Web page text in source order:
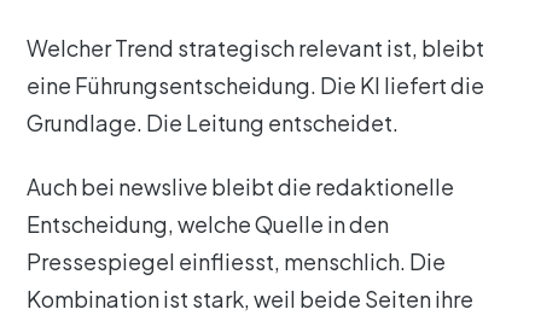
Welcher Trend strategisch relevant ist, bleibt
eine Führungsentscheidung. Die KI liefert die
Grundlage. Die Leitung entscheidet.
Auch bei newslive bleibt die redaktionelle
Entscheidung, welche Quelle in den
Pressespiegel einfliesst, menschlich. Die
Kombination ist stark, weil beide Seiten ihre